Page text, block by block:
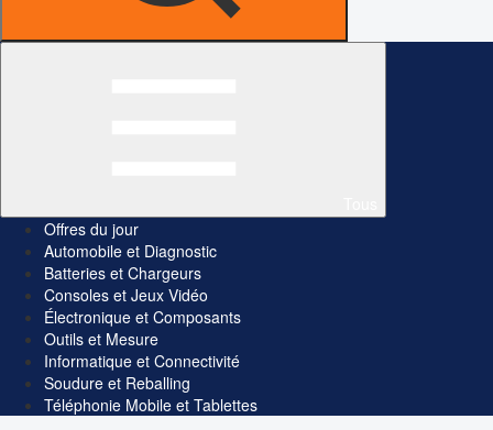
Offres du jour
Automobile et Diagnostic
Batteries et Chargeurs
Consoles et Jeux Vidéo
Électronique et Composants
Outils et Mesure
Informatique et Connectivité
Soudure et Reballing
Téléphonie Mobile et Tablettes